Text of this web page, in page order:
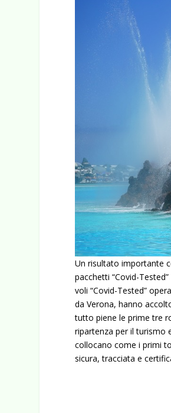
Un risultato importante
pacchetti “Covid-
voli “Covid-Tested”
da Verona, hanno
tutto piene le prime tre
ripartenza per il turismo
collocano come i primi
sicura, tracciata e